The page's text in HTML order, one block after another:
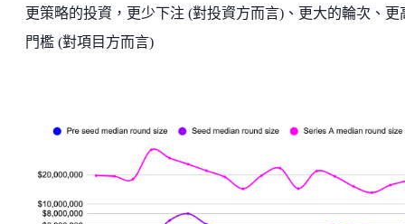
更策略的投資，更少下注 (對投資方而言)、更大的輪次、更
門檻 (對項目方而言)